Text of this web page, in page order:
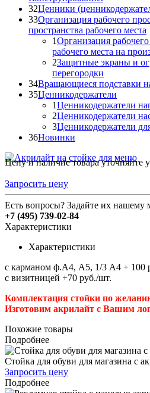
32Ценники
33Организация рабочего
пространства рабочего места
1Организация
рабочего места на
2Защитные экраны и
перегородки
34Вращающиеся подставки
35Ценникодержатели
1Ценникодержатели
2Ценникодержатели
3Ценникодержатели
36Новинки
Цену и наличие товара уточняйте
Запросить цену
Есть вопросы? Задайте их нашему
+7 (495) 739-02-84
Характеристики
Характеристики
с карманом ф.А4, А5, 1/3 А4 + 100
с визитницей +70 руб./шт.
Комплектация стойки по
Изготовим акрилайт с Вашим
Похожие товары
Подробнее
Стойка для обуви для магазина с
Запросить цену
Подробнее